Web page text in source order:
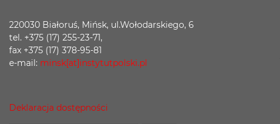
220030 Białoruś, Mińsk, ul.Wołodarskiego, 6
tel. +375 (17) 255-23-71,
fax +375 (17) 378-95-81
e-mail: minsk[at]instytutpolski.pl
Deklaracja dostępności